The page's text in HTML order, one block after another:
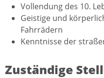
Vollendung des 10.
Geistige und
Fahrrädern
Kenntnisse der
Zuständige